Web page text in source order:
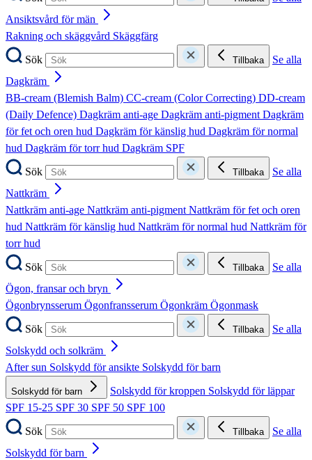
Ansiktsvård för män
Rakning och skäggvård Skäggfärg
Sök
Tillbaka
Se alla
Dagkräm
BB-cream (Blemish Balm) CC-cream (Color Correcting) DD-cream
(Daily Defence) Dagkräm anti-age Dagkräm anti-pigmentDagkräm
för fet och oren hud Dagkräm för känslig hud Dagkräm för normal
hud Dagkräm för torr hud Dagkräm SPF
Sök
Tillbaka
Se alla
Nattkräm
Nattkräm anti-age Nattkräm anti-pigmentNattkräm för fet och oren
hud Nattkräm för känslig hud Nattkräm för normal hud Nattkräm för
torr hud
Sök
Tillbaka
Se alla
Ögon, fransar och bryn
Ögonbrynsserum Ögonfransserum Ögonkräm Ögonmask
Sök
Tillbaka
Se alla
Solskydd och solkräm
After sun Solskydd för ansikte Solskydd för barn
Solskydd för barn Solskydd för kroppen Solskydd för läppar
SPF 15-25 SPF 30 SPF 50 SPF 100
Sök
Tillbaka
Se alla
Solskydd för barn